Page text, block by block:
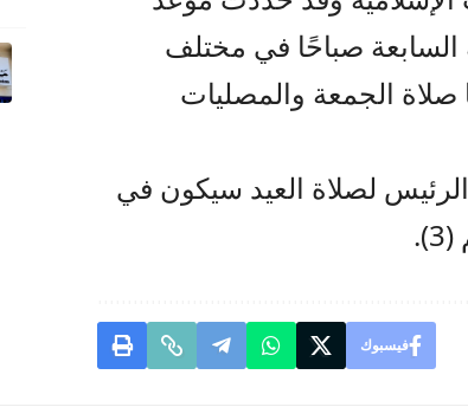
السابعة صباحًا في مختلف
صلاة الجمعة والمصليات
لصلاة العيد سيكون في
فيسبوك